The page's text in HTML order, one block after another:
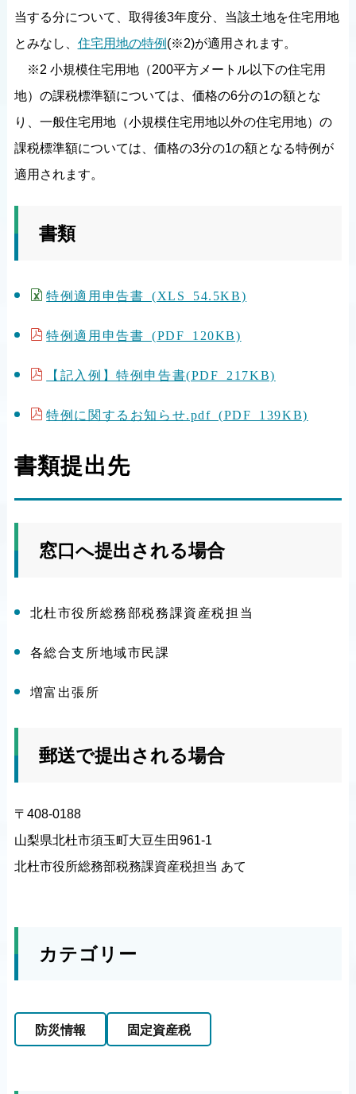
当する分について、取得後3年度分、当該土地を住宅用地
とみなし、 住宅用地の特例 (※2)が適用されます。
※2 小規模住宅用地（200平方メートル以下の住宅用
地）の課税標準額については、価格の6分の1の額とな
り、一般住宅用地（小規模住宅用地以外の住宅用地）の
課税標準額については、価格の3分の1の額となる特例が
適用されます。
書類
特例適用申告書 (XLS 54.5KB)
特例適用申告書 (PDF 120KB)
【記入例】特例申告書(PDF 217KB)
特例に関するお知らせ.pdf (PDF 139KB)
書類提出先
窓口へ提出される場合
北杜市役所総務部税務課資産税担当
各総合支所地域市民課
増富出張所
郵送で提出される場合
〒408-0188
山梨県北杜市須玉町大豆生田961-1
北杜市役所総務部税務課資産税担当 あて
カテゴリー
防災情報 固定資産税